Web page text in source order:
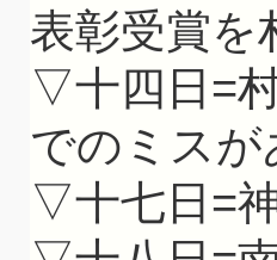
表彰受賞を
▽十四日=
でのミス
▽十七日=